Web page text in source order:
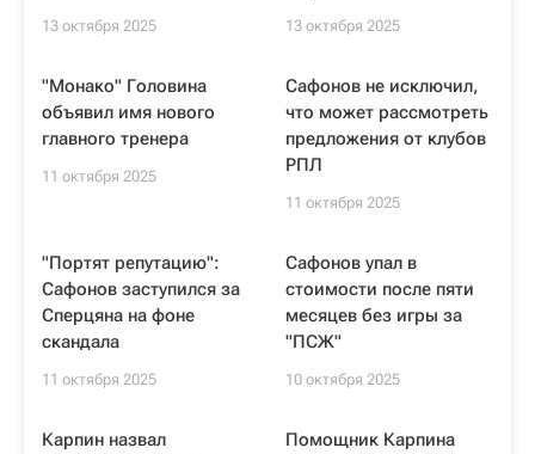
13 октября 2025 13 октября 2025
"Монако" Головина
объявил имя нового
главного тренера
11 октября 2025
Сафонов не исключил,
что может рассмотреть
предложения от клубов
РПЛ
11 октября 2025
"Портят репутацию":
Сафонов заступился за
Сперцяна на фоне
скандала
11 октября 2025
Сафонов упал в
стоимости после пяти
месяцев без игры за
"ПСЖ"
10 октября 2025
Карпин назвал
Помощник Карпина